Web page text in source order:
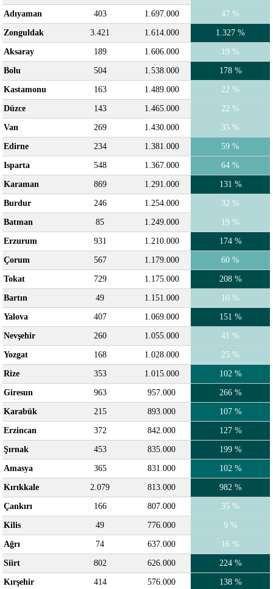
Adıyaman 403 1.697.000 47 %
Zonguldak 3.421 1.614.000 1.327 %
Aksaray 189 1.606.000 19 %
Bolu 504 1.538.000 178 %
Kastamonu 163 1.489.000 22 %
Düzce 143 1.465.000 22 %
Van 269 1.430.000 35 %
Edirne 234 1.381.000 59 %
Isparta 548 1.367.000 64 %
Karaman 869 1.291.000 131 %
Burdur 246 1.254.000 32 %
Batman 85 1.249.000 19 %
Erzurum 931 1.210.000 174 %
Çorum 567 1.179.000 60 %
Tokat 729 1.175.000 208 %
Bartın 49 1.151.000 10 %
Yalova 407 1.069.000 151 %
Nevşehir 260 1.055.000 41 %
Yozgat 168 1.028.000 25 %
Rize 353 1.015.000 102 %
Giresun 963 957.000 266 %
Karabük 215 893.000 107 %
Erzincan 372 842.000 127 %
Şırnak 453 835.000 199 %
Amasya 365 831.000 102 %
Kırıkkale 2.079 813.000 982 %
Çankırı 166 807.000 35 %
Kilis 49 776.000 9 %
Ağrı 74 637.000 16 %
Siirt 802 626.000 224 %
Kırşehir 414 576.000 138 %